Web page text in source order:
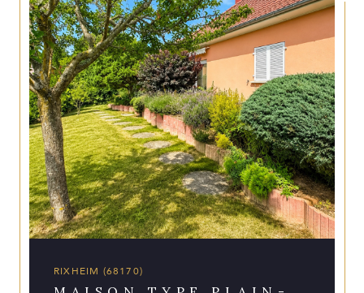
RIXHEIM (68170)